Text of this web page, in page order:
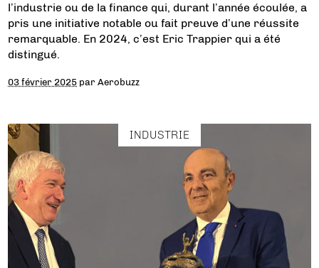
l’industrie ou de la finance qui, durant l’année écoulée, a
pris une initiative notable ou fait preuve d’une réussite
remarquable. En 2024, c’est Eric Trappier qui a été
distingué.
03 février 2025 parAerobuzz
INDUSTRIE